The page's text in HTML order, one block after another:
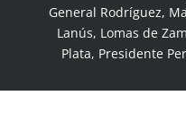
General Rodríguez,
Lanús, Lomas de
Plata, Presidente